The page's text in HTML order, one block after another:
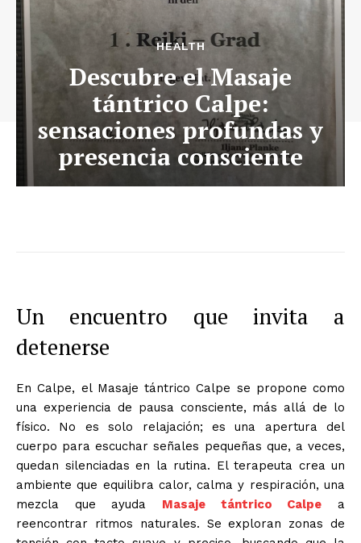
HEALTH
Descubre el Masaje
tántrico Calpe:
sensaciones profundas y
presencia consciente
Un encuentro que invita a
detenerse
En Calpe, el Masaje tántrico Calpe se propone como
una experiencia de pausa consciente, más allá de lo
físico. No es solo relajación; es una apertura del
cuerpo para escuchar señales pequeñas que, a veces,
quedan silenciadas en la rutina. El terapeuta crea un
ambiente que equilibra calor, calma y respiración, una
mezcla que ayuda Masaje tántrico Calpe a
reencontrar ritmos naturales. Se exploran zonas de